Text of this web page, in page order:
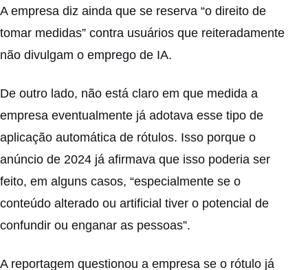
A empresa diz ainda que se reserva “o direito de
tomar medidas” contra usuários que reiteradamente
não divulgam o emprego de IA.
De outro lado, não está claro em que medida a
empresa eventualmente já adotava esse tipo de
aplicação automática de rótulos. Isso porque o
anúncio de 2024 já afirmava que isso poderia ser
feito, em alguns casos, “especialmente se o
conteúdo alterado ou artificial tiver o potencial de
confundir ou enganar as pessoas”.
A reportagem questionou a empresa se o rótulo já